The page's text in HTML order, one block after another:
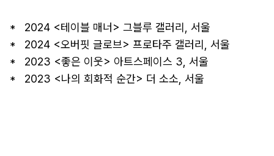
*   2024 <테이블 매너> 그블루 갤러리, 서울
*   2024 <오버핏 글로브> 프로타주 갤러리, 서울
*   2023 <좋은 이웃> 아트스페이스 3, 서울
*   2023 <나의 회화적 순간> 더 소소, 서울